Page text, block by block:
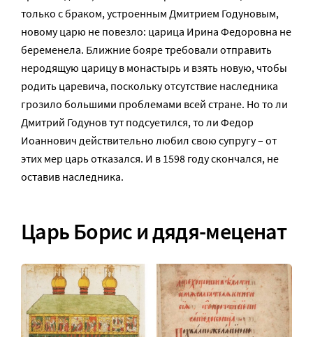
только с браком, устроенным Дмитрием Годуновым,
новому царю не повезло: царица Ирина Федоровна не
беременела. Ближние бояре требовали отправить
неродящую царицу в монастырь и взять новую, чтобы
родить царевича, поскольку отсутствие наследника
грозило большими проблемами всей стране. Но то ли
Дмитрий Годунов тут подсуетился, то ли Федор
Иоаннович действительно любил свою супругу – от
этих мер царь отказался. И в 1598 году скончался, не
оставив наследника.
Царь Борис и дядя-меценат